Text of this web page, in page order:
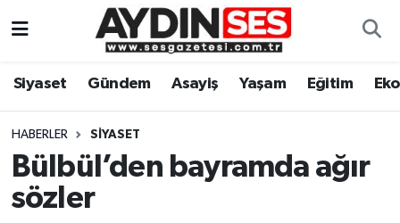
Siyaset Gündem Asayiş Yaşam Eğitim
HABERLER SIYASET
Bülbül’den bayramda ağır
sözler
Gündem
Siyaset
Ekonomi
Aydın Hava Durumu
Aydin Namaz Vakitleri
Aydın Trafik Yoğunluk Haritası